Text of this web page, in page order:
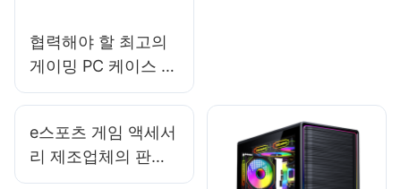
협력해야 할 최고의
게이밍 PC 케이스 브
랜드
e스포츠 게임 액세서
리 제조업체의 판매
데이터 분석 가이드